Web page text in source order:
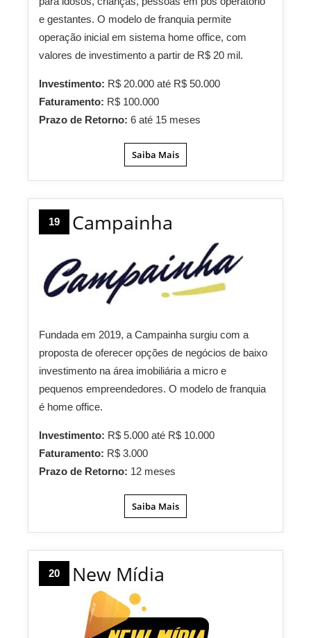
e gestantes. O modelo de franquia permite
operação inicial em sistema home office, com
valores de investimento a partir de R$ 20 mil.
Investimento: R$ 20.000 até R$ 50.000
Faturamento: R$ 100.000
Prazo de Retorno: 6 até 15 meses
Saiba Mais
19 Campainha
Fundada em 2019, a Campainha surgiu com a
proposta de oferecer opções de negócios de baixo
investimento na área imobiliária a micro e
pequenos empreendedores. O modelo de franquia
é home office.
Investimento: R$ 5.000 até R$ 10.000
Faturamento: R$ 3.000
Prazo de Retorno: 12 meses
Saiba Mais
20 New Mídia